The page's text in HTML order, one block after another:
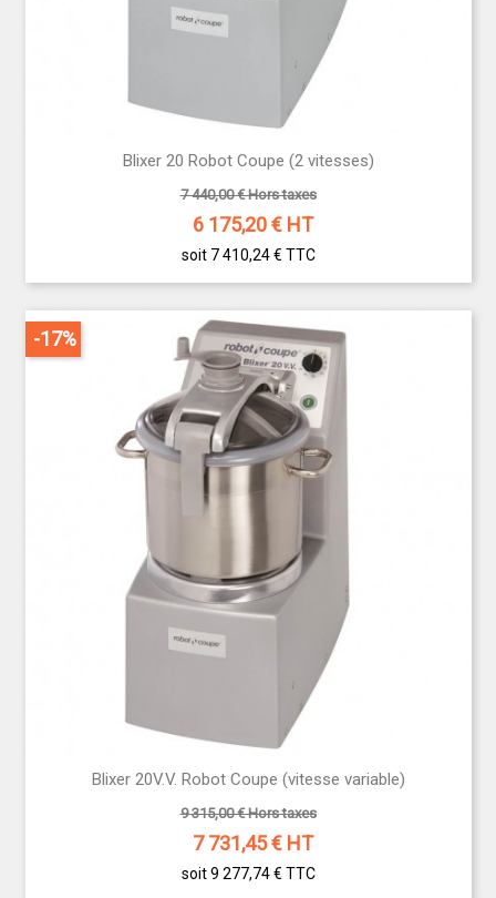
Blixer 20 Robot Coupe (2 vitesses)
7 440,00 € Hors taxes
6 175,20€ HT
soit 7 410,24 € TTC
Blixer 20V.V. Robot Coupe (vitesse variable)
9 315,00 € Hors taxes
7 731,45€ HT
soit 9 277,74 € TTC
-17%